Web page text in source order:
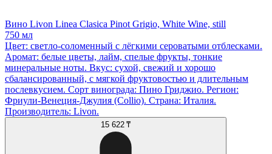
Вино Livon Linea Clasica Pinot Grigio, White Wine, still
750 мл
Цвет: светло-соломенный с лёгкими сероватыми отблесками.
Аромат: белые цветы, лайм, спелые фрукты, тонкие
минеральные ноты. Вкус: сухой, свежий и хорошо
сбалансированный, с мягкой фруктовостью и длительным
послевкусием. Сорт винограда: Пино Гриджио. Регион:
Фриули-Венеция-Джулия (Collio). Страна: Италия.
Производитель: Livon.
15 622 ₸